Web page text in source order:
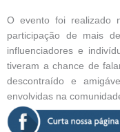
O evento foi realizado
participação de mais
influenciadores e
tiveram a chance de
descontraído e
envolvidas na